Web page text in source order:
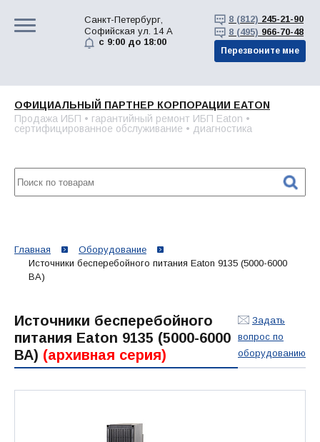
Санкт-Петербург,
Софийская ул. 14 А
с 9:00 до 18:00
8 (812) 245-21-90
8 (495) 966-70-48
Перезвоните мне
ОФИЦИАЛЬНЫЙ ПАРТНЕР КОРПОРАЦИИ EATON
Продажа ИБП • гарантийный ремонт ИБП Eaton •
сертифицированное обслуживание • диагностика
Главная
Оборудование
Источники бесперебойного питания Eaton 9135 (5000-6000
ВА)
Источники бесперебойного
питания Eaton 9135 (5000-6000
ВА) (архивная серия)
Задать
вопрос по
оборудованию